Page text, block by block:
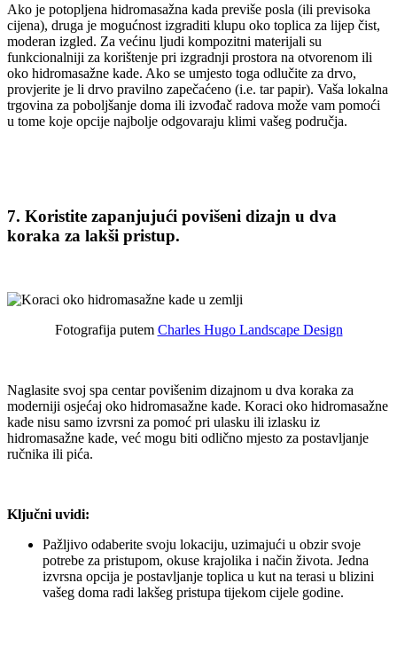
Ako je potopljena hidromasažna kada previše posla (ili previsoka
cijena), druga je mogućnost izgraditi klupu oko toplica za lijep čist,
moderan izgled. Za većinu ljudi kompozitni materijali su
funkcionalniji za korištenje pri izgradnji prostora na otvorenom ili
oko hidromasažne kade. Ako se umjesto toga odlučite za drvo,
provjerite je li drvo pravilno zapečaćeno (i.e. tar papir). Vaša lokalna
trgovina za poboljšanje doma ili izvođač radova može vam pomoći
u tome koje opcije najbolje odgovaraju klimi vašeg područja.
7. Koristite zapanjujući povišeni dizajn u dva
koraka za lakši pristup.
Fotografija putem Charles Hugo Landscape Design
Naglasite svoj spa centar povišenim dizajnom u dva koraka za
moderniji osjećaj oko hidromasažne kade. Koraci oko hidromasažne
kade nisu samo izvrsni za pomoć pri ulasku ili izlasku iz
hidromasažne kade, već mogu biti odlično mjesto za postavljanje
ručnika ili pića.
Ključni uvidi:
Pažljivo odaberite svoju lokaciju, uzimajući u obzir svoje
potrebe za pristupom, okuse krajolika i način života. Jedna
izvrsna opcija je postavljanje toplica u kut na terasi u blizini
vašeg doma radi lakšeg pristupa tijekom cijele godine.